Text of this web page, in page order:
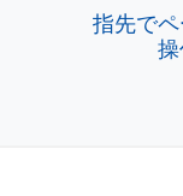
指先で